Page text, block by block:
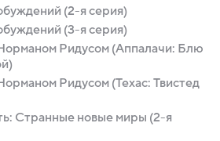
(2-я серия)
(3-я серия)
Ридусом (Аппалачи: Блю
Ридусом (Техас: Твистед
Странные новые миры (2-я